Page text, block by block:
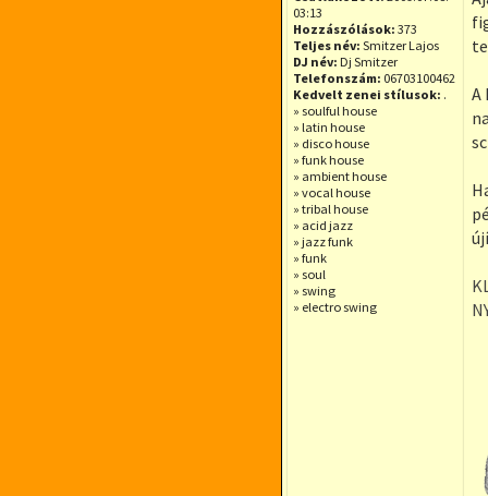
03:13
Hozzászólások: 373
Teljes név: Smitzer Lajos
DJ név: Dj Smitzer
Telefonszám: 06703100462
Kedvelt zenei stílusok: .
» soulful house
» latin house
» disco house
» funk house
» ambient house
» vocal house
» tribal house
» acid jazz
» jazz funk
» funk
» soul
» swing
» electro swing
A